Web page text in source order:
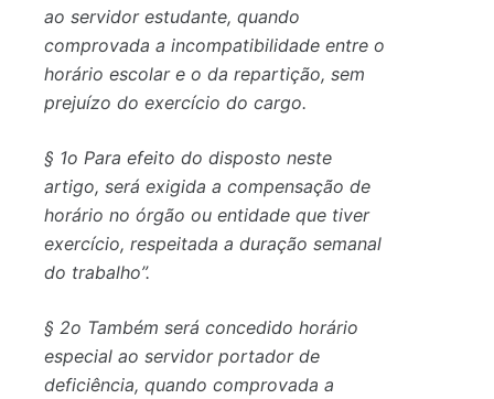
ao servidor estudante, quando
comprovada a incompatibilidade entre o
horário escolar e o da repartição, sem
prejuízo do exercício do cargo.
§ 1o Para efeito do disposto neste
artigo, será exigida a compensação de
horário no órgão ou entidade que tiver
exercício, respeitada a duração semanal
do trabalho”.
§ 2o Também será concedido horário
especial ao servidor portador de
deficiência, quando comprovada a